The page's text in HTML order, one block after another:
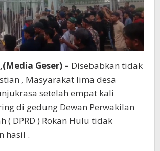
Geser) – Disebabkan tidak
, Masyarakat lima desa
setelah empat kali
di gedung Dewan Perwakilan
( DPRD ) Rokan Hulu tidak
hasil .